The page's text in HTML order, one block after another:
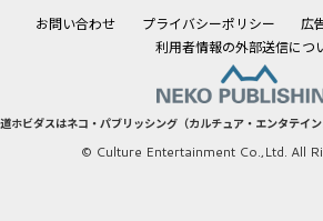
お問い合わせ プライバシーポリシー 広
利用者情報の外部送信につ
ホビダスはネコ・パブリッシング（カルチュア・エンタテイ
© Culture Entertainment Co.,Ltd. All